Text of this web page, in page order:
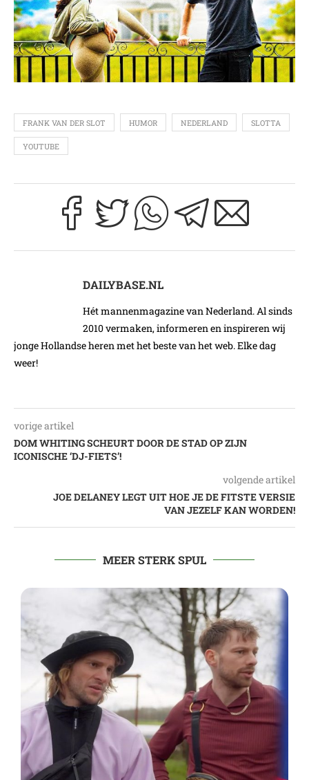
FRANK VAN DER SLOT HUMOR NEDERLAND SLOTTA
YOUTUBE
DAILYBASE.NL
Hét mannenmagazine van Nederland. Al sinds
2010 vermaken, informeren en inspireren wij
jonge Hollandse heren met het beste van het web. Elke dag
weer!
vorige artikel
DOM WHITING SCHEURT DOOR DE STAD OP ZIJN
ICONISCHE ‘DJ-FIETS’!
volgende artikel
JOE DELANEY LEGT UIT HOE JE DE FITSTE VERSIE
VAN JEZELF KAN WORDEN!
MEER STERK SPUL